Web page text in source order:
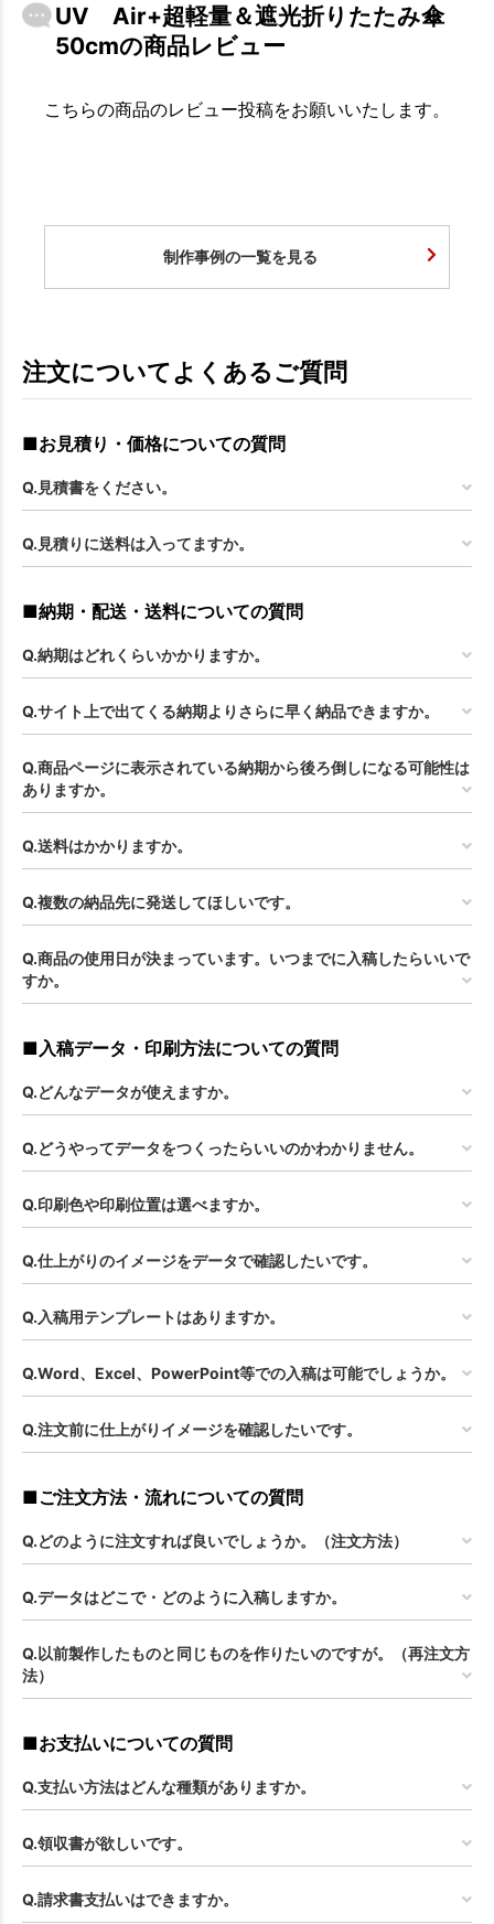
UV Air+超軽量＆遮光折りたたみ傘
50cmの商品レビュー
こちらの商品のレビュー投稿をお願いいたします。
制作事例の一覧を見る
注文についてよくあるご質問
■お見積り・価格についての質問
Q.見積書をください。
Q.見積りに送料は入ってますか。
■納期・配送・送料についての質問
Q.納期はどれくらいかかりますか。
Q.サイト上で出てくる納期よりさらに早く納品できますか。
Q.商品ページに表示されている納期から後ろ倒しになる可能性は
ありますか。
Q.送料はかかりますか。
Q.複数の納品先に発送してほしいです。
Q.商品の使用日が決まっています。いつまでに入稿したらいいで
すか。
■入稿データ・印刷方法についての質問
Q.どんなデータが使えますか。
Q.どうやってデータをつくったらいいのかわかりません。
Q.印刷色や印刷位置は選べますか。
Q.仕上がりのイメージをデータで確認したいです。
Q.入稿用テンプレートはありますか。
Q.Word、Excel、PowerPoint等での入稿は可能でしょうか。
Q.注文前に仕上がりイメージを確認したいです。
■ご注文方法・流れについての質問
Q.どのように注文すれば良いでしょうか。（注文方法）
Q.データはどこで・どのように入稿しますか。
Q.以前製作したものと同じものを作りたいのですが。（再注文方
法）
■お支払いについての質問
Q.支払い方法はどんな種類がありますか。
Q.領収書が欲しいです。
Q.請求書支払いはできますか。